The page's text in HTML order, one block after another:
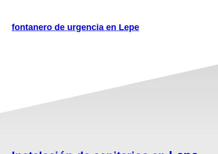
fontanero de urgencia en Lepe